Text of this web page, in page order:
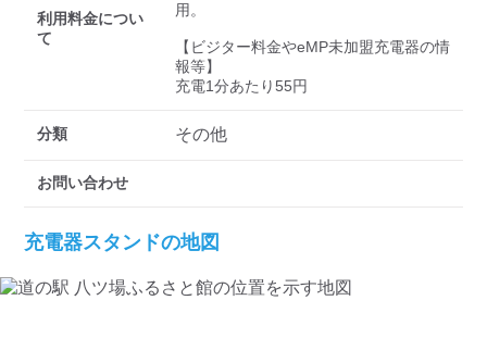
検索する
利用料金につい
て
用。
【ビジター料金やeMP未加盟充電器の情
報等】
充電1分あたり55円
分類 その他
お問い合わせ
充電器スタンドの地図